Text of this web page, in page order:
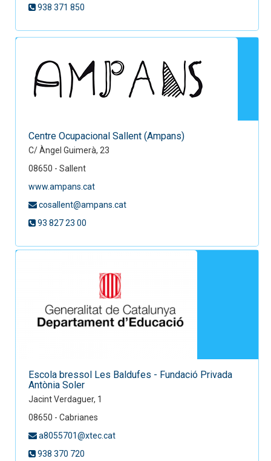
938 371 850
Centre Ocupacional Sallent (Ampans)
C/ Àngel Guimerà, 23
08650 - Sallent
www.ampans.cat
cosallent@ampans.cat
93 827 23 00
Escola bressol Les Baldufes - Fundació Privada
Antònia Soler
Jacint Verdaguer, 1
08650 - Cabrianes
a8055701@xtec.cat
938 370 720